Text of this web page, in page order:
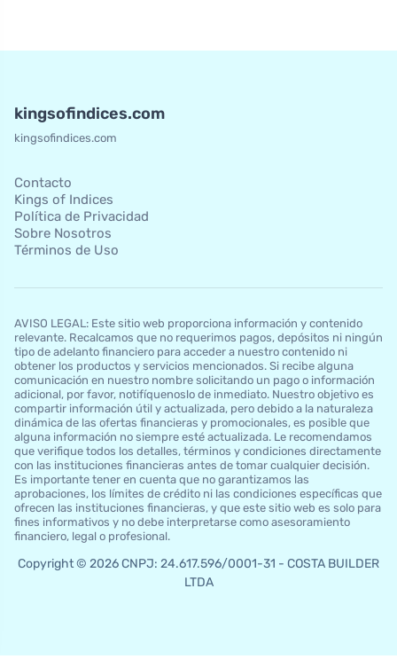
kingsofindices.com
kingsofindices.com
Contacto
Kings of Indices
Política de Privacidad
Sobre Nosotros
Términos de Uso
AVISO LEGAL: Este sitio web proporciona información y contenido
relevante. Recalcamos que no requerimos pagos, depósitos ni ningún
tipo de adelanto financiero para acceder a nuestro contenido ni
obtener los productos y servicios mencionados. Si recibe alguna
comunicación en nuestro nombre solicitando un pago o información
adicional, por favor, notifíquenoslo de inmediato. Nuestro objetivo es
compartir información útil y actualizada, pero debido a la naturaleza
dinámica de las ofertas financieras y promocionales, es posible que
alguna información no siempre esté actualizada. Le recomendamos
que verifique todos los detalles, términos y condiciones directamente
con las instituciones financieras antes de tomar cualquier decisión.
Es importante tener en cuenta que no garantizamos las
aprobaciones, los límites de crédito ni las condiciones específicas que
ofrecen las instituciones financieras, y que este sitio web es solo para
fines informativos y no debe interpretarse como asesoramiento
financiero, legal o profesional.
Copyright © 2026 CNPJ: 24.617.596/0001-31 - COSTA BUILDER
LTDA